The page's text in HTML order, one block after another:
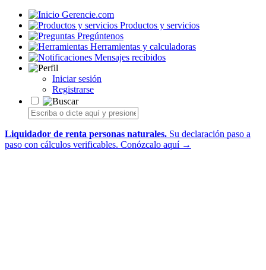
Gerencie.com
Productos y servicios
Pregúntenos
Herramientas y calculadoras
Mensajes recibidos
Iniciar sesión
Registrarse
Liquidador de renta personas naturales. Su declaración paso a
paso con cálculos verificables. Conózcalo aquí →